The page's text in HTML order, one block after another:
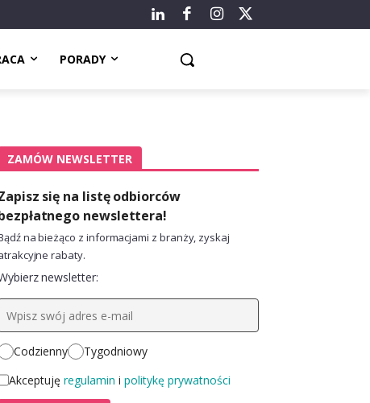
PORADY
ZAMÓW NEWSLETTER
się na listę odbiorców
newslettera!
na bieżąco z informacjami z branży, zyskaj
rabaty.
newsletter:
Codzienny
Tygodniowy
Akceptuję regulamin i politykę prywatności